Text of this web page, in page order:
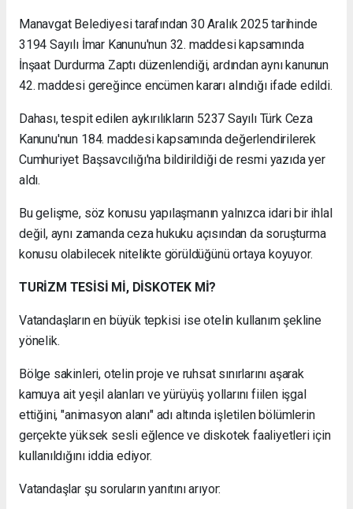
Manavgat Belediyesi tarafından 30 Aralık 2025 tarihinde
3194 Sayılı İmar Kanunu'nun 32. maddesi kapsamında
İnşaat Durdurma Zaptı düzenlendiği, ardından aynı kanunun
42. maddesi gereğince encümen kararı alındığı ifade edildi.
Dahası, tespit edilen aykırılıkların 5237 Sayılı Türk Ceza
Kanunu'nun 184. maddesi kapsamında değerlendirilerek
Cumhuriyet Başsavcılığı'na bildirildiği de resmi yazıda yer
aldı.
Bu gelişme, söz konusu yapılaşmanın yalnızca idari bir ihlal
değil, aynı zamanda ceza hukuku açısından da soruşturma
konusu olabilecek nitelikte görüldüğünü ortaya koyuyor.
TURİZM TESİSİ Mİ, DİSKOTEK Mİ?
Vatandaşların en büyük tepkisi ise otelin kullanım şekline
yönelik.
Bölge sakinleri, otelin proje ve ruhsat sınırlarını aşarak
kamuya ait yeşil alanları ve yürüyüş yollarını fiilen işgal
ettiğini, "animasyon alanı" adı altında işletilen bölümlerin
gerçekte yüksek sesli eğlence ve diskotek faaliyetleri için
kullanıldığını iddia ediyor.
Vatandaşlar şu soruların yanıtını arıyor: